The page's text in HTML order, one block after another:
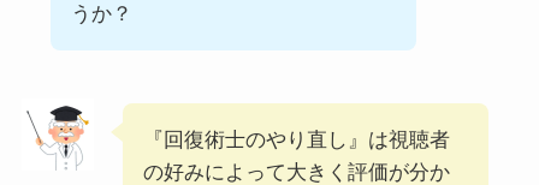
うか？
『回復術士のやり直し』は視聴者
の好みによって大きく評価が分か